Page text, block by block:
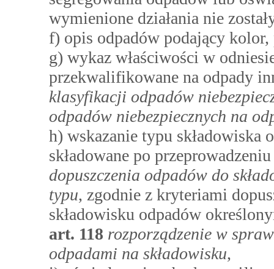
wymienione działania nie
f) opis odpadów podający kolor,
g) wykaz właściwości w
przekwalifikowane na odpady
klasyfikacji odpadów
odpadów niebezpiecznych na
h) wskazanie typu składowiska
składowane po
dopuszczenia odpadów do
typu, zgodnie z kryteriami
składowisku odpadów
art. 118 rozporządzenie w
odpadami na składowisku,